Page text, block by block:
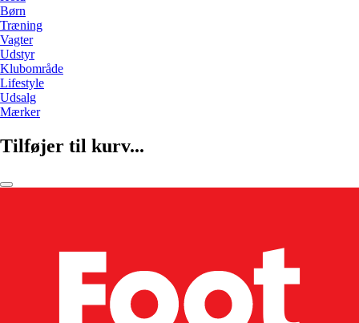
Børn
Træning
Vagter
Udstyr
Klubområde
Lifestyle
Udsalg
Mærker
Tilføjer til kurv...